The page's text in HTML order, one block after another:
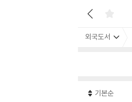
외국도서
기본순